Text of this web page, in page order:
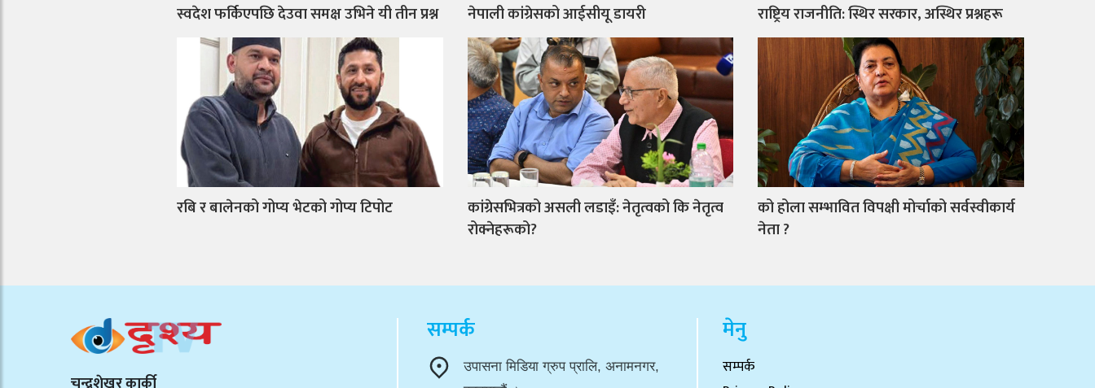
स्वदेश फर्किएपछि देउवा समक्ष उभिने यी तीन प्रश्न नेपाली कांग्रेसको आईसीयू डायरी राष्ट्रिय राजनीति: स्थिर सरकार, अस्थिर प्रश्नहरू
रबि र बालेनको गोप्य भेटको गोप्य टिपोट
कांग्रेसभित्रको असली लडाइँ: नेतृत्वको कि नेतृत्व
रोक्नेहरूको?
को होला सम्भावित विपक्षी मोर्चाको सर्वस्वीकार्य
नेता ?
सम्पर्क
उपासना मिडिया ग्रुप प्रालि, अनामनगर,
मेनु
सम्पर्क